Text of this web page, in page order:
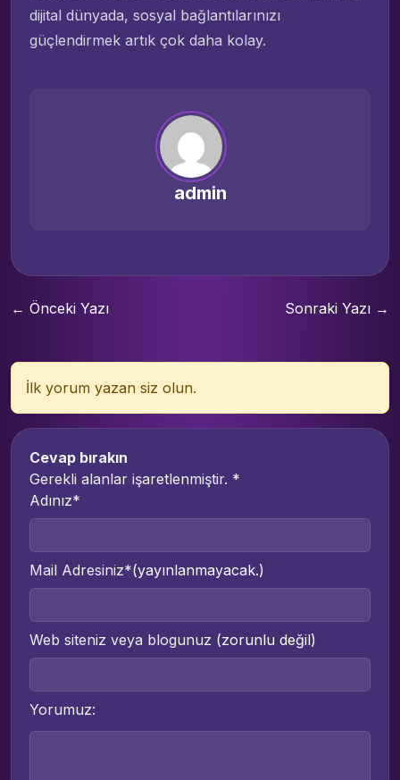
dijital dünyada, sosyal bağlantılarınızı
güçlendirmek artık çok daha kolay.
admin
← Önceki Yazı Sonraki Yazı →
İlk yorum yazan siz olun.
Cevap bırakın
Gerekli alanlar işaretlenmiştir. *
Adınız*
Mail Adresiniz*(yayınlanmayacak.)
Web siteniz veya blogunuz (zorunlu değil)
Yorumuz: